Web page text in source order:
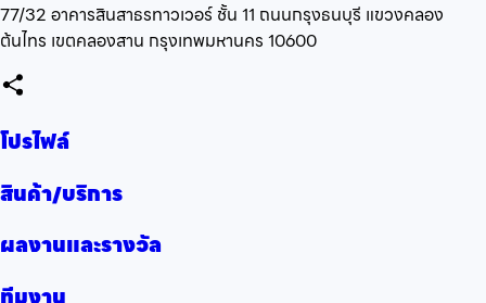
77/32 อาคารสินสาธรทาวเวอร์ ชั้น 11 ถนนกรุงธนบุรี แขวงคลอง
ต้นไทร เขตคลองสาน กรุงเทพมหานคร 10600
โปรไฟล์
สินค้า/บริการ
ผลงานและรางวัล